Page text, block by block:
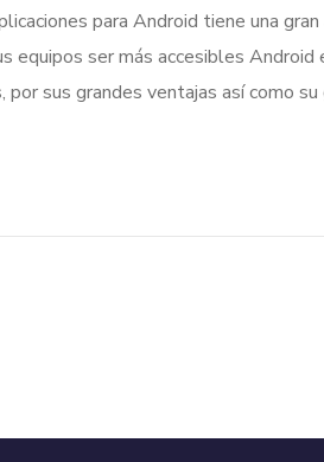
para Android tiene una
equipos ser más accesibles
sus grandes ventajas así como